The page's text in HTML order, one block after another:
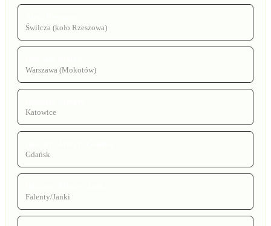
Świlcza (koło Rzeszowa)
Warszawa (Mokotów)
Katowice
Gdańsk
Falenty/Janki